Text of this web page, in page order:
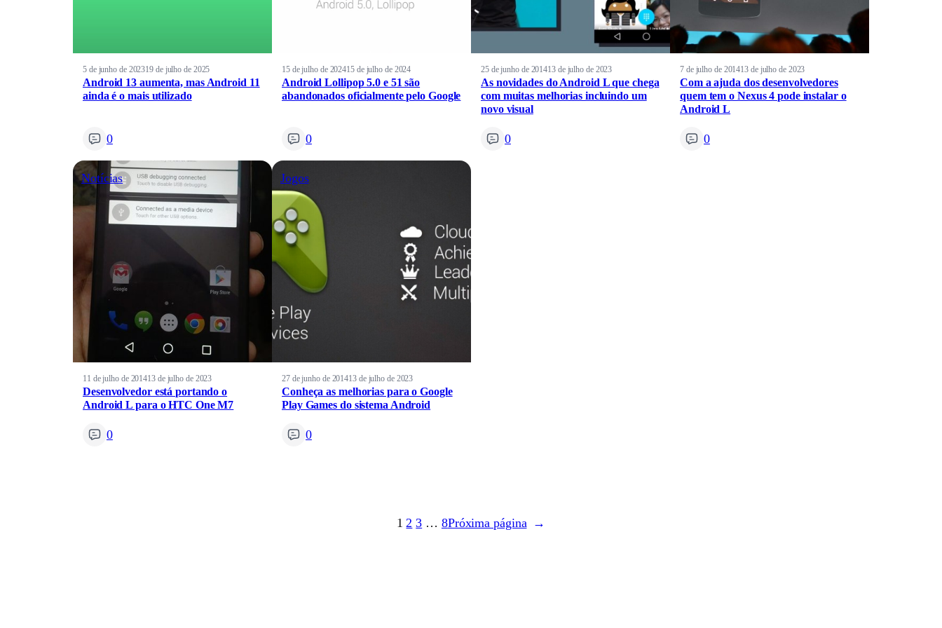
5 de junho de 202319 de julho de 2025
Android 13 aumenta, mas Android 11
ainda é o mais utilizado
0
15 de julho de 202415 de julho de 2024
Android Lollipop 5.0 e 51 são
abandonados oficialmente pelo Google
0
25 de junho de 201413 de julho de 2023
As novidades do Android L que chega
com muitas melhorias incluindo um
novo visual
0
7 de julho de 201413 de julho de 2023
Com a ajuda dos desenvolvedores
quem tem o Nexus 4 pode instalar o
Android L
0
Notícias
11 de julho de 201413 de julho de 2023
Desenvolvedor está portando o
Android L para o HTC One M7
0
Jogos
27 de junho de 201413 de julho de 2023
Conheça as melhorias para o Google
Play Games do sistema Android
0
1 2 3 … 8Próxima página →